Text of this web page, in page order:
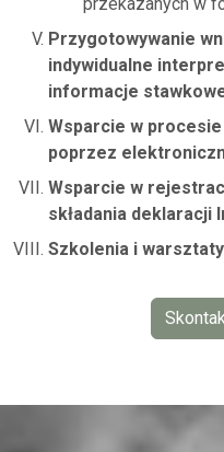
Przygotowywanie
indywidualne
informacje
Wsparcie w procesie
poprzez
Wsparcie w
składania deklaracji
Szkolenia i